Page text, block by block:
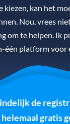
kiezen, kan het
Nou, vrees
om te helpen. Ik
één platform voor
de
gratis